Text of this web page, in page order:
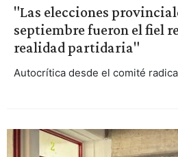
"Las elecciones
septiembre fueron el fiel
realidad partidaria"
Autocrítica desde el comité